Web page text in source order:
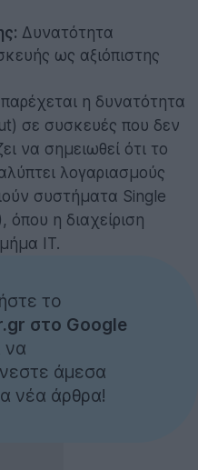
Δυνατότητα
ως αξιόπιστης
η δυνατότητα
σε συσκευές που δεν
να σημειωθεί ότι το
λογαριασμούς
συστήματα Single
όπου η διαχείριση
IT.
το
στο Google
να
άμεσα
νέα άρθρα!